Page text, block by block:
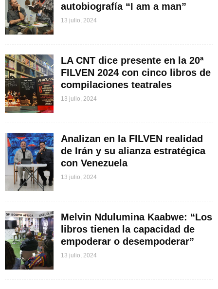
autobiografía “I am a man”
13 julio, 2024
LA CNT dice presente en la 20ª
FILVEN 2024 con cinco libros de
compilaciones teatrales
13 julio, 2024
Analizan en la FILVEN realidad
de Irán y su alianza estratégica
con Venezuela
13 julio, 2024
Melvin Ndulumina Kaabwe: “Los
libros tienen la capacidad de
empoderar o desempoderar”
13 julio, 2024